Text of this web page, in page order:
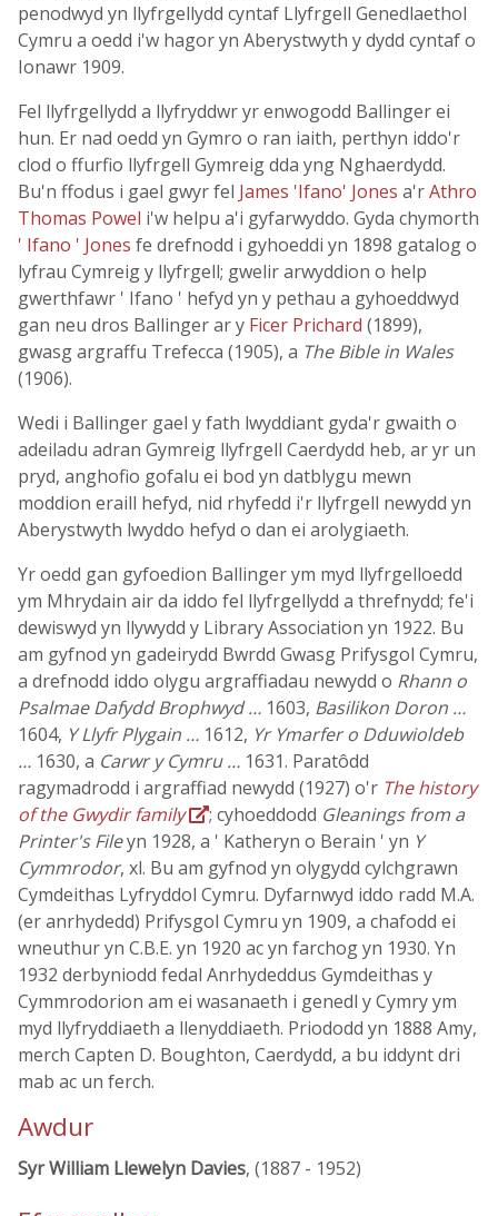
penodwyd yn llyfrgellydd cyntaf Llyfrgell Genedlaethol
Cymru a oedd i'w hagor yn Aberystwyth y dydd cyntaf o
Ionawr 1909.
Fel llyfrgellydd a llyfryddwr yr enwogodd Ballinger ei
hun. Er nad oedd yn Gymro o ran iaith, perthyn iddo'r
clod o ffurfio llyfrgell Gymreig dda yng Nghaerdydd.
Bu'n ffodus i gael gwyr fel James 'Ifano' Jones a'rAthro
Thomas Powel i'w helpu a'i gyfarwyddo. Gyda chymorth
' Ifano ' Jones fe drefnodd i gyhoeddi yn 1898 gatalog o
lyfrau Cymreig y llyfrgell; gwelir arwyddion o help
gwerthfawr ' Ifano ' hefyd yn y pethau a gyhoeddwyd
gan neu dros Ballinger ar y Ficer Prichard (1899),
gwasg argraffu Trefecca (1905), a The Bible in Wales
(1906).
Wedi i Ballinger gael y fath lwyddiant gyda'r gwaith o
adeiladu adran Gymreig llyfrgell Caerdydd heb, ar yr un
pryd, anghofio gofalu ei bod yn datblygu mewn
moddion eraill hefyd, nid rhyfedd i'r llyfrgell newydd yn
Aberystwyth lwyddo hefyd o dan ei arolygiaeth.
Yr oedd gan gyfoedion Ballinger ym myd llyfrgelloedd
ym Mhrydain air da iddo fel llyfrgellydd a threfnydd; fe'i
dewiswyd yn llywydd y Library Association yn 1922. Bu
am gyfnod yn gadeirydd Bwrdd Gwasg Prifysgol Cymru,
a drefnodd iddo olygu argraffiadau newydd o Rhann o
Psalmae Dafydd Brophwyd … 1603, Basilikon Doron …
1604, Y Llyfr Plygain … 1612, Yr Ymarfer o Dduwioldeb
… 1630, a Carwr y Cymru … 1631. Paratôdd
ragymadrodd i argraffiad newydd (1927) o'r The history
of the Gwydir family
; cyhoeddodd Gleanings from a
Printer's Fileyn 1928, a ' Katheryn o Berain ' yn Y
Cymmrodor, xl. Bu am gyfnod yn olygydd cylchgrawn
Cymdeithas Lyfryddol Cymru. Dyfarnwyd iddo radd M.A.
(er anrhydedd) Prifysgol Cymru yn 1909, a chafodd ei
wneuthur yn C.B.E. yn 1920 ac yn farchog yn 1930. Yn
1932 derbyniodd fedal Anrhydeddus Gymdeithas y
Cymmrodorion am ei wasanaeth i genedl y Cymry ym
myd llyfryddiaeth a llenyddiaeth. Priododd yn 1888 Amy,
merch Capten D. Boughton, Caerdydd, a bu iddynt dri
mab ac un ferch.
Awdur
Syr William Llewelyn Davies, (1887 - 1952)